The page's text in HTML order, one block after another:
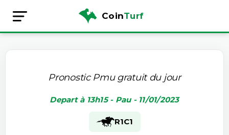
CoinTurf
Pronostic Pmu gratuit du jour
Depart à 13h15 - Pau - 11/01/2023
R1C1